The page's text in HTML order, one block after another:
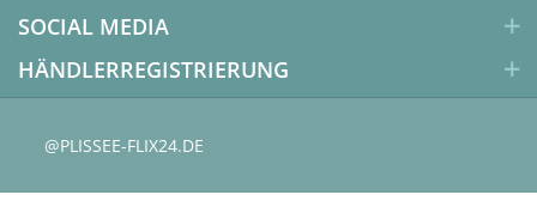
SOCIAL MEDIA
HÄNDLERREGISTRIERUNG
@PLISSEE-FLIX24.DE